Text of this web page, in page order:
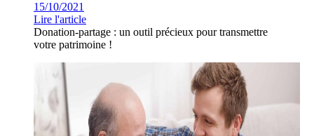
15/10/2021
Lire l'article
Donation-partage : un outil précieux pour transmettre
votre patrimoine !